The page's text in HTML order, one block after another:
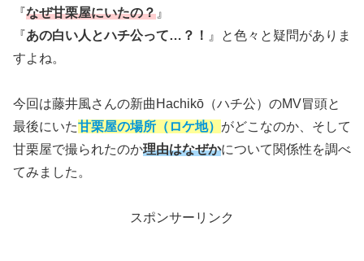
『なぜ甘栗屋にいたの？ 』
『あの白い人とハチ公って…？！ 』と色々と疑問がありま
すよね。
今回は藤井風さんの新曲Hachikō（ハチ公）のMV冒頭と
最後にいた甘栗屋の場所（ロケ地） がどこなのか、そして
甘栗屋で撮られたのか理由はなぜかについて関係性を調べ
てみました。
スポンサーリンク